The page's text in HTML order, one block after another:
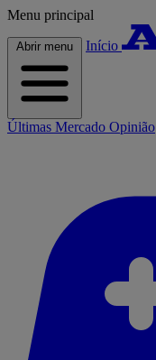
Menu principal
Abrir menu Início
Últimas Mercado Opinião